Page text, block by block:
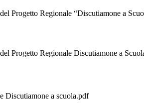
Progetto Regionale “Discutiamone a
Progetto Regionale Discutiamone a
Discutiamone a scuola.pdf